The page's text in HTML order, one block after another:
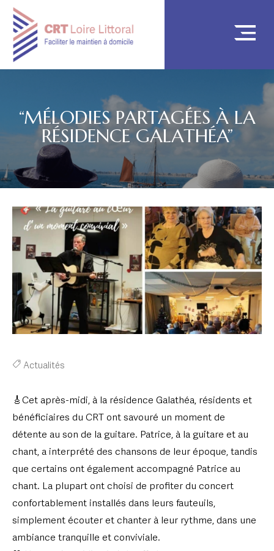
“MÉLODIES PARTAGÉES À LA
RÉSIDENCE GALATHÉA”
Actualités
🎸Cet après-midi, à la résidence Galathéa, résidents et
bénéficiaires du CRT ont savouré un moment de
détente au son de la guitare. Patrice, à la guitare et au
chant, a interprété des chansons de leur époque, tandis
que certains ont également accompagné Patrice au
chant. La plupart ont choisi de profiter du concert
confortablement installés dans leurs fauteuils,
simplement écouter et chanter à leur rythme, dans une
ambiance tranquille et conviviale.